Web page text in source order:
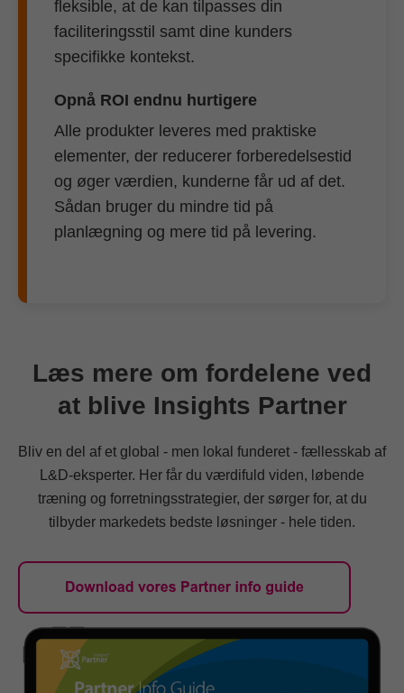
fleksible, at de kan tilpasses din
faciliteringsstil samt dine kunders
specifikke kontekst.
Opnå ROI endnu hurtigere
Alle produkter leveres med praktiske
elementer, der reducerer forberedelsestid
og øger værdien, kunderne får ud af det.
Sådan bruger du mindre tid på
planlægning og mere tid på levering.
Læs mere om fordelene ved
at blive Insights Partner
Bliv en del af et global - men lokal funderet - fællesskab af
L&D-eksperter. Her får du værdifuld viden, løbende
træning og forretningsstrategier, der sørger for, at du
tilbyder markedets bedste løsninger - hele tiden.